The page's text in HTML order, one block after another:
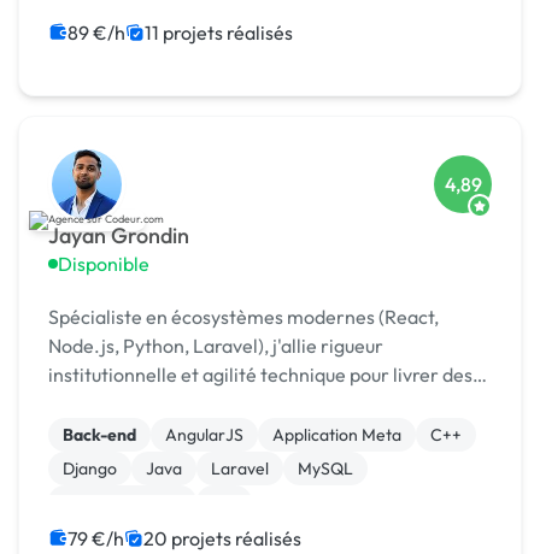
Charte graphique
89 €/h 11 projets réalisés
Jayan Grondin
Disponible
4,89
Spécialiste en écosystèmes modernes (React,
Node.js, Python, Laravel), j'allie rigueur
institutionnelle et agilité technique pour livrer des
Back-end AngularJS Application Meta
C++
Django
Java Laravel
MySQL
79 €/h 20 projets réalisés